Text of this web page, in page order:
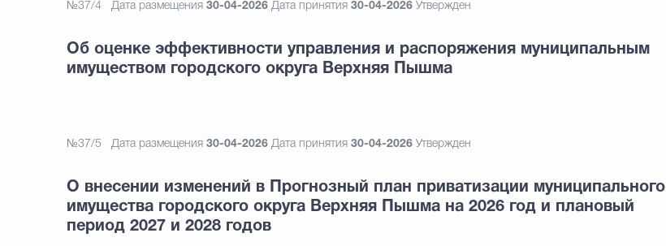
№37/4 Дата размещения 30-04-2026 Дата принятия 30-04-2026 Утвержден
Об оценке эффективности управления и распоряжения муниципальным
имуществом городского округа Верхняя Пышма
№37/5 Дата размещения 30-04-2026 Дата принятия 30-04-2026 Утвержден
О внесении изменений в Прогнозный план приватизации муниципального
имущества городского округа Верхняя Пышма на 2026 год и плановый
период 2027 и 2028 годов